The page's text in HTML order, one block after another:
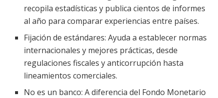
recopila estadísticas y publica cientos de informes
al año para comparar experiencias entre países.
Fijación de estándares: Ayuda a establecer normas
internacionales y mejores prácticas, desde
regulaciones fiscales y anticorrupción hasta
lineamientos comerciales.
No es un banco: A diferencia del Fondo Monetario